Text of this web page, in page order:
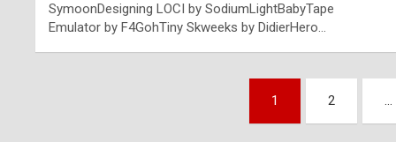
SymoonDesigning LOCI by SodiumLightBabyTape
Emulator by F4GohTiny Skweeks by DidierHero…
1 2 …